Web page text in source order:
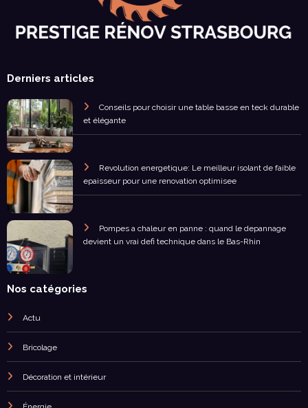
Derniers articles
Conseils pour choisir une table basse en teck durable
et élégante
Revolution energetique: Le meilleur isolant de faible
epaisseur pour une renovation optimisee
Pompes a chaleur en panne : quand le depannage
devient un vrai defi technique dans le Bas-Rhin
Nos catégories
Actu
Bricolage
Décoration et intérieur